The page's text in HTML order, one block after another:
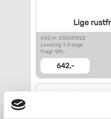
Lige
VVS nr. 030631022
Levering 1-2 dage
Fragt 129,-
642,-